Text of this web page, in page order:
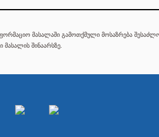
მასალაში გამოთქმული მოსაზრება
შინაარსზე.